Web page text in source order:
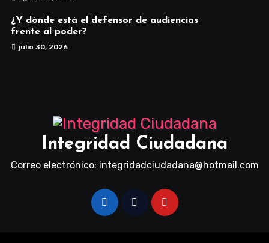
¿Y dónde está el defensor de audiencias
frente al poder?
julio 30, 2026
Integridad Ciudadana
Correo electrónico: integridadciudadana@hotmail.com